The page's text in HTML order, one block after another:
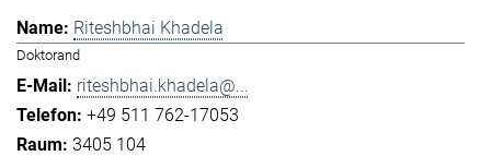
Riteshbhai Khadela
Doktorand
riteshbhai.khadela@...
+49 511 762-17053
3405 104